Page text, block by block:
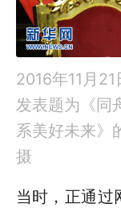
2016年11月
发表题为《同
系美好未来》
摄
当时，正通过